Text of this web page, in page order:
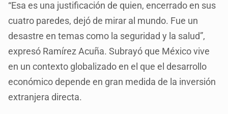
“Esa es una justificación de quien, encerrado en sus
cuatro paredes, dejó de mirar al mundo. Fue un
desastre en temas como la seguridad y la salud”,
expresó Ramírez Acuña. Subrayó que México vive
en un contexto globalizado en el que el desarrollo
económico depende en gran medida de la inversión
extranjera directa.